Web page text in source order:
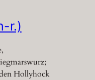
r.)
Hollyhock